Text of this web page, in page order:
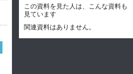
この資料を見た人は、こんな資料も
見ています
関連資料はありません。